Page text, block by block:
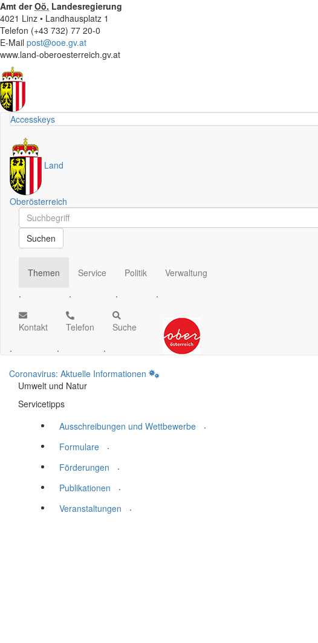
Amt derOö. Landesregierung
4021 Linz • Landhausplatz 1
Telefon (+43 732) 77 20-0
E-Mail post@ooe.gv.at
www.land-oberoesterreich.gv.at
Accesskeys
Land
Oberösterreich
Schnellsuche
Schnellsuche
Suchen
Themen
.
Service
.
Politik
.
Verwaltung
.
Kontakt
.
Telefon
.
Suche
.
Coronavirus: Aktuelle Informationen
Umwelt und Natur
Servicetipps
Ausschreibungen und Wettbewerbe
.
Formulare
.
Förderungen
.
Publikationen
.
Veranstaltungen
.